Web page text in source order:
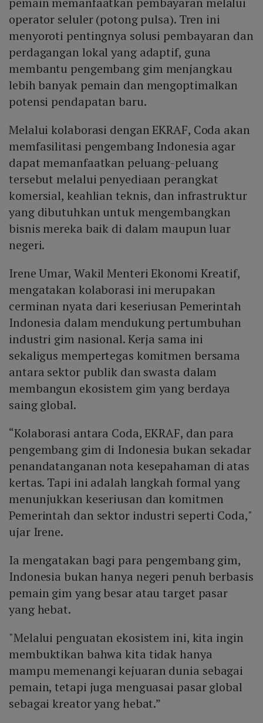
operator seluler (potong pulsa). Tren ini
menyoroti pentingnya solusi pembayaran dan
perdagangan lokal yang adaptif, guna
membantu pengembang gim menjangkau
lebih banyak pemain dan mengoptimalkan
potensi pendapatan baru.
Melalui kolaborasi dengan EKRAF, Coda akan
memfasilitasi pengembang Indonesia agar
dapat memanfaatkan peluang-peluang
tersebut melalui penyediaan perangkat
komersial, keahlian teknis, dan infrastruktur
yang dibutuhkan untuk mengembangkan
bisnis mereka baik di dalam maupun luar
negeri.
Irene Umar, Wakil Menteri Ekonomi Kreatif,
mengatakan kolaborasi ini merupakan
cerminan nyata dari keseriusan Pemerintah
Indonesia dalam mendukung pertumbuhan
industri gim nasional. Kerja sama ini
sekaligus mempertegas komitmen bersama
antara sektor publik dan swasta dalam
membangun ekosistem gim yang berdaya
saing global.
“Kolaborasi antara Coda, EKRAF, dan para
pengembang gim di Indonesia bukan sekadar
penandatanganan nota kesepahaman di atas
kertas. Tapi ini adalah langkah formal yang
menunjukkan keseriusan dan komitmen
Pemerintah dan sektor industri seperti Coda,"
ujar Irene.
Ia mengatakan bagi para pengembang gim,
Indonesia bukan hanya negeri penuh berbasis
pemain gim yang besar atau target pasar
yang hebat.
"Melalui penguatan ekosistem ini, kita ingin
membuktikan bahwa kita tidak hanya
mampu memenangi kejuaran dunia sebagai
pemain, tetapi juga menguasai pasar global
sebagai kreator yang hebat.”